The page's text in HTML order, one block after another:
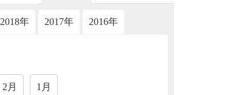
2018年 2017年 2016年
2月 1月